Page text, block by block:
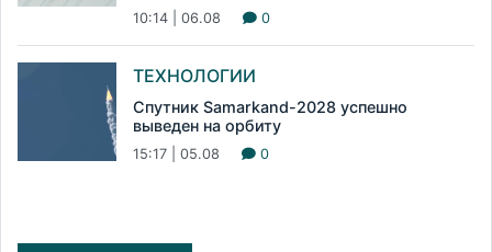
10:14 | 06.08 0
ТЕХНОЛОГИИ
Спутник Samarkand-2028 успешно
выведен на орбиту
15:17 | 05.08 0